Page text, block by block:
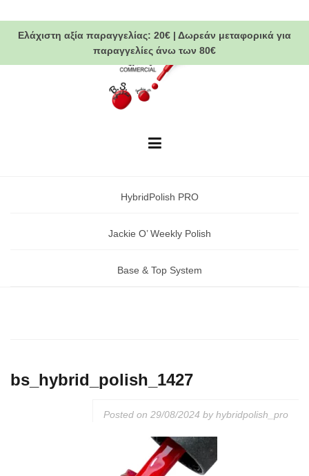
to
contentΕλάχιστη αξία παραγγελίας: 20€ | Δωρεάν μεταφορικά για
παραγγελίες άνω των 80€
HybridPolish PRO
Jackie O’ Weekly Polish
Base & Top System
bs_hybrid_polish_1427
Posted on 29/08/2024 byhybridpolish_pro